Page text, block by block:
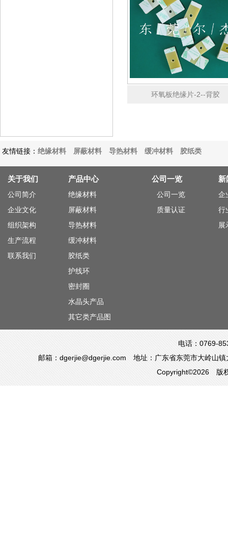
环氧板绝缘片-2--背胶
友情链接： 绝缘材料 屏蔽材料 导热材料 缓冲材料 胶纸类
关于我们 产品中心 公司一览 新
公司简介
企业文化
组织架构
生产流程
联系我们
绝缘材料
屏蔽材料
导热材料
缓冲材料
胶纸类
护线环
密封圈
水晶头产品
其它类产品图
公司一览
质量认证
企
行
展
电话：0769-
邮箱：dgerjie@dgerjie.com 地址：广东省东莞市大岭山
Copyright©2026 版